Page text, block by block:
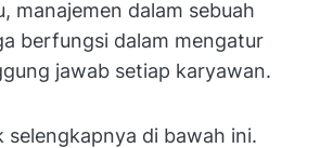
manajemen dalam sebuah
berfungsi dalam mengatur
jawab setiap karyawan.
selengkapnya di bawah ini.